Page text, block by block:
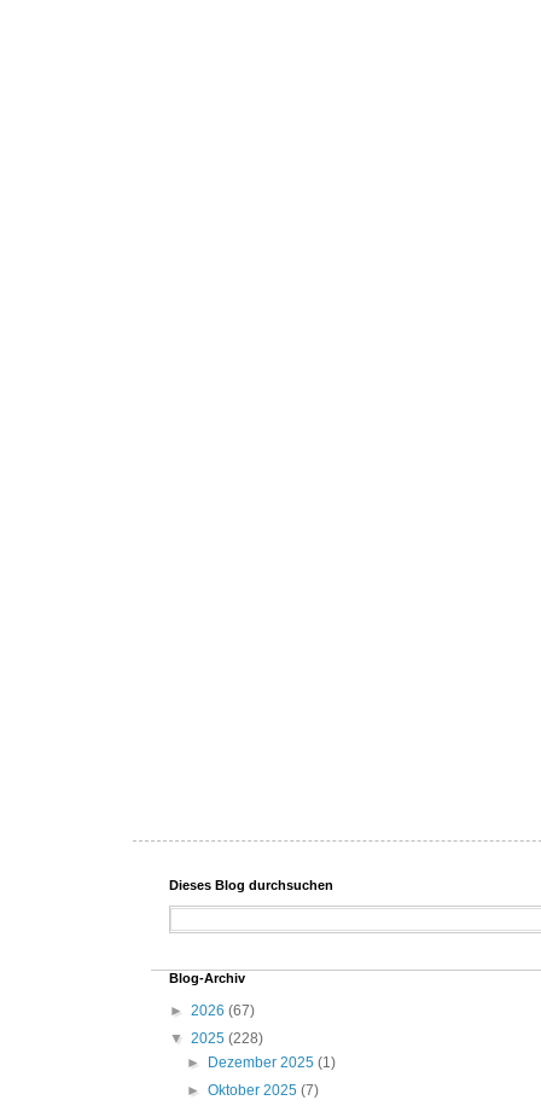
Dieses Blog durchsuchen
Blog-Archiv
► 2026 (67)
▼ 2025 (228)
►
Dezember 2025(1)
►Oktober 2025(7)